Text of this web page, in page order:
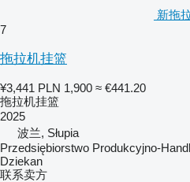
新拖
7
拖拉机挂篮
¥3,441 PLN 1,900 ≈ €441.20
拖拉机挂篮
2025
波兰, Słupia
Przedsiębiorstwo Produkcyjno-
Dziekan
联系卖方